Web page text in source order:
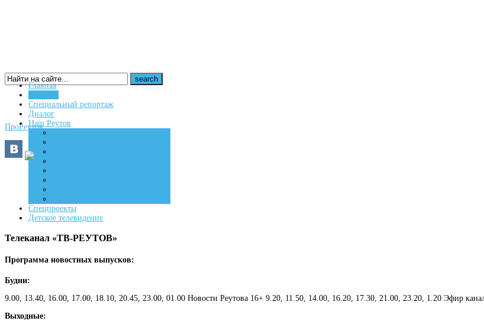
16+
ПроРеутов
Главная
Специальный репортаж
Диалог
Наш Реутов
Спецпроекты
Детское телевидение
Телеканал «ТВ-РЕУТОВ»
Программа новостных выпусков:
Будни:
9.00, 13.40, 16.00, 17.00, 18.10, 20.45, 23.00, 01.00 Новости Реутова 16+ 9.20, 11.50, 14.00, 16.20, 17.30, 21.00, 23.20, 1.20 Эфир
Выходные: